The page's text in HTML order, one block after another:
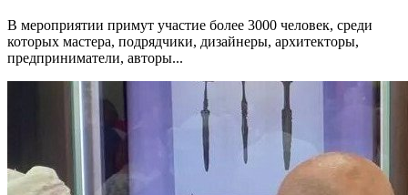
В мероприятии примут участие более 3000 человек, среди
которых мастера, подрядчики, дизайнеры, архитекторы,
предприниматели, авторы...